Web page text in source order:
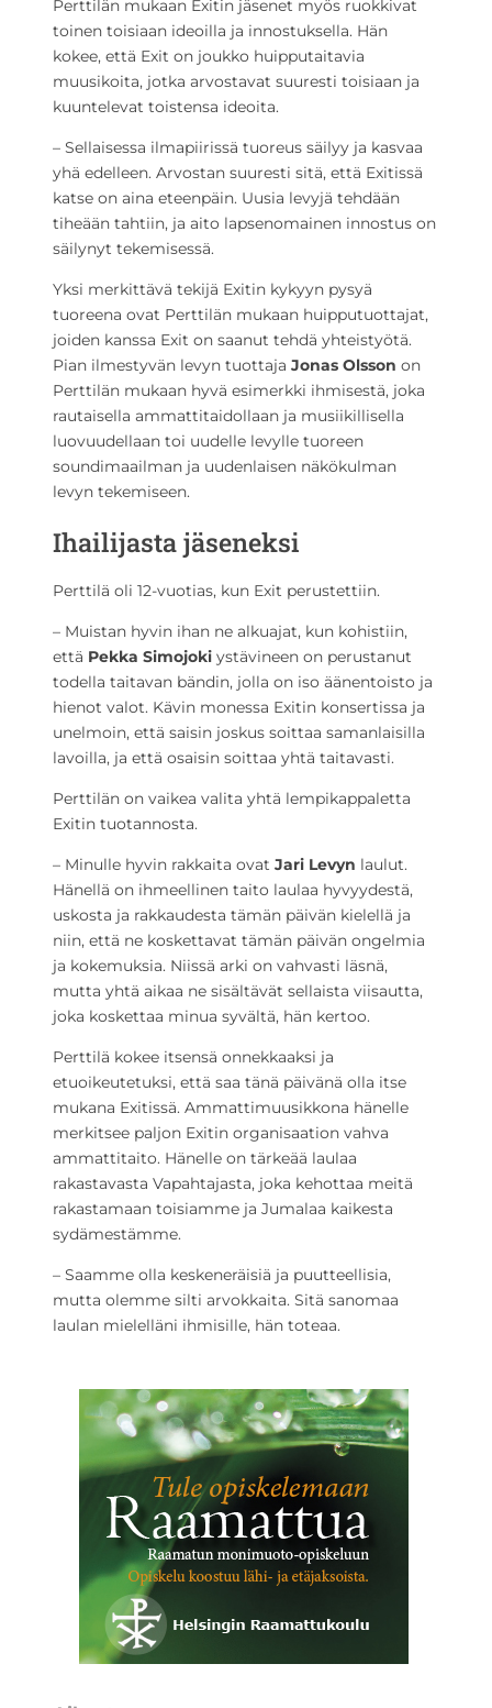
Perttilän mukaan Exitin jäsenet myös ruokkivat
toinen toisiaan ideoilla ja innostuksella. Hän
kokee, että Exit on joukko huipputaitavia
muusikoita, jotka arvostavat suuresti toisiaan ja
kuuntelevat toistensa ideoita.
– Sellaisessa ilmapiirissä tuoreus säilyy ja kasvaa
yhä edelleen. Arvostan suuresti sitä, että Exitissä
katse on aina eteenpäin. Uusia levyjä tehdään
tiheään tahtiin, ja aito lapsenomainen innostus on
säilynyt tekemisessä.
Yksi merkittävä tekijä Exitin kykyyn pysyä
tuoreena ovat Perttilän mukaan huipputuottajat,
joiden kanssa Exit on saanut tehdä yhteistyötä.
Pian ilmestyvän levyn tuottaja Jonas Olsson on
Perttilän mukaan hyvä esimerkki ihmisestä, joka
rautaisella ammattitaidollaan ja musiikillisella
luovuudellaan toi uudelle levylle tuoreen
soundimaailman ja uudenlaisen näkökulman
levyn tekemiseen.
Ihailijasta jäseneksi
Perttilä oli 12-vuotias, kun Exit perustettiin.
– Muistan hyvin ihan ne alkuajat, kun kohistiin,
että Pekka Simojoki ystävineen on perustanut
todella taitavan bändin, jolla on iso äänentoisto ja
hienot valot. Kävin monessa Exitin konsertissa ja
unelmoin, että saisin joskus soittaa samanlaisilla
lavoilla, ja että osaisin soittaa yhtä taitavasti.
Perttilän on vaikea valita yhtä lempikappaletta
Exitin tuotannosta.
– Minulle hyvin rakkaita ovat Jari Levyn laulut.
Hänellä on ihmeellinen taito laulaa hyvyydestä,
uskosta ja rakkaudesta tämän päivän kielellä ja
niin, että ne koskettavat tämän päivän ongelmia
ja kokemuksia. Niissä arki on vahvasti läsnä,
mutta yhtä aikaa ne sisältävät sellaista viisautta,
joka koskettaa minua syvältä, hän kertoo.
Perttilä kokee itsensä onnekkaaksi ja
etuoikeutetuksi, että saa tänä päivänä olla itse
mukana Exitissä. Ammattimuusikkona hänelle
merkitsee paljon Exitin organisaation vahva
ammattitaito. Hänelle on tärkeää laulaa
rakastavasta Vapahtajasta, joka kehottaa meitä
rakastamaan toisiamme ja Jumalaa kaikesta
sydämestämme.
– Saamme olla keskeneräisiä ja puutteellisia,
mutta olemme silti arvokkaita. Sitä sanomaa
laulan mielelläni ihmisille, hän toteaa.